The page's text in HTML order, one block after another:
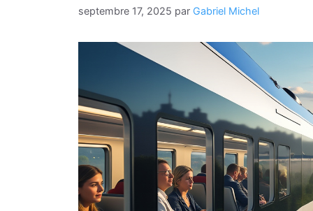
septembre 17, 2025 par Gabriel Michel